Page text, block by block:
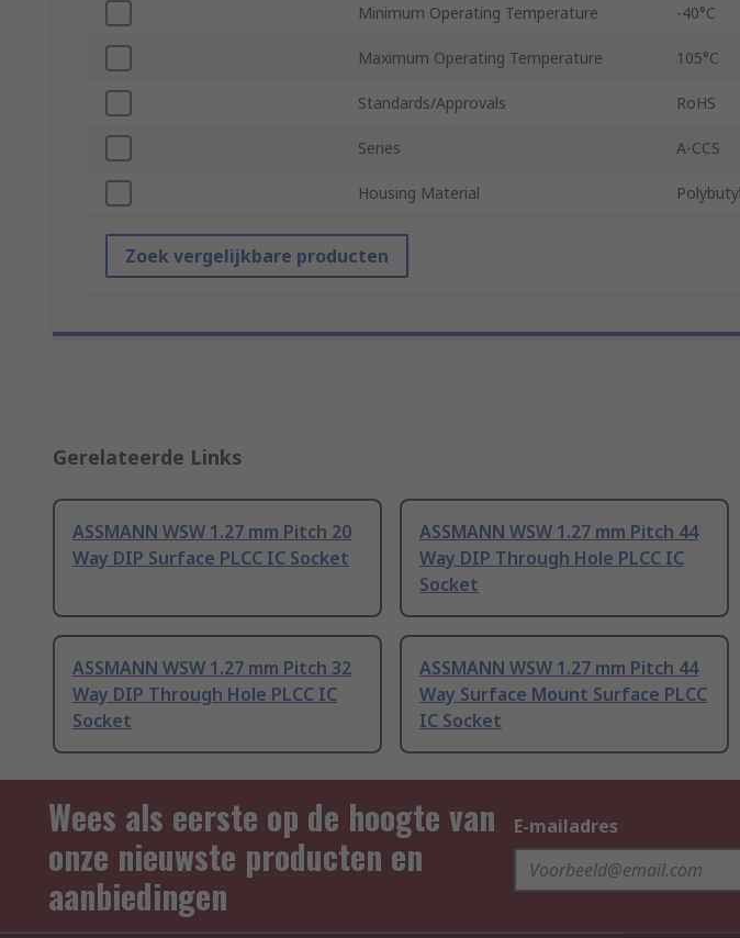
Minimum Operating Temperature -40°C
Maximum Operating Temperature 105°C
Standards/Approvals RoHS
Series A-CCS
Housing Material
Zoek vergelijkbare producten
Gerelateerde Links
ASSMANN WSW 1.27 mm Pitch 20
Way DIP Surface PLCC IC Socket
ASSMANN WSW 1.27 mm Pitch 44
Way DIP Through Hole PLCC IC
Socket
ASSMANN WSW 1.27 mm Pitch 32
Way DIP Through Hole PLCC IC
Socket
ASSMANN WSW 1.27 mm Pitch 44
Way Surface Mount Surface PLCC
IC Socket
Wees als eerste op de hoogte van
onze nieuwste producten en
aanbiedingen
E-mailadres